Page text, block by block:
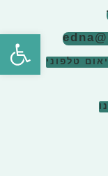
טלפוני
פתח